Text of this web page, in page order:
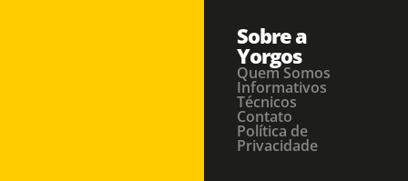
Sobre a
Yorgos
Quem Somos
Informativos
Técnicos
Contato
Política de
Privacidade